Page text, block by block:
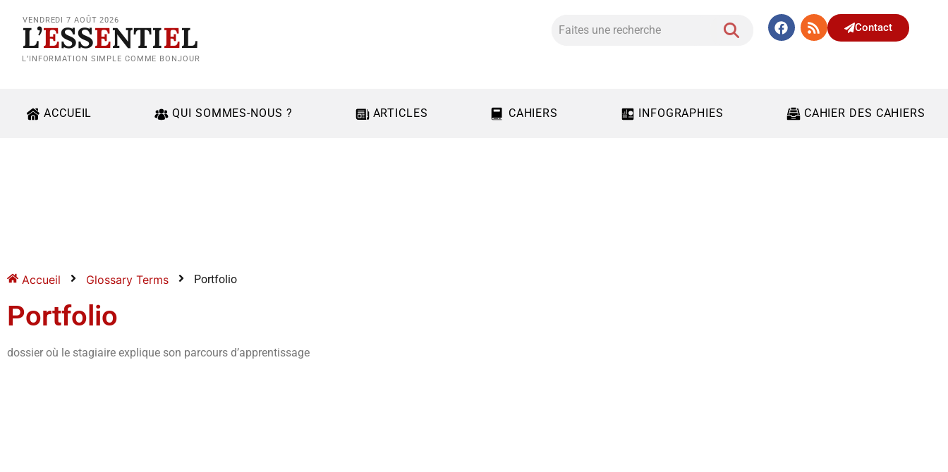
VENDREDI 7 AOÛT 2026
L’ESSENTIEL
L’INFORMATION SIMPLE COMME BONJOUR
Contact
ACCUEIL QUI SOMMES-NOUS ? ARTICLES CAHIERS INFOGRAPHIES CAHIER DES CAHIERS
Accueil Glossary Terms Portfolio
Portfolio
dossier où le stagiaire explique son parcours d’apprentissage